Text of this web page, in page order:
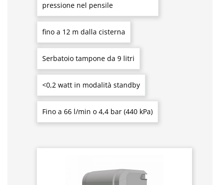
pressione nel pensile
fino a 12 m dalla cisterna
Serbatoio tampone da 9 litri
<0,2 watt in modalità standby
Fino a 66 l/min o 4,4 bar (440 kPa)
Salta la galleria dei prodotti